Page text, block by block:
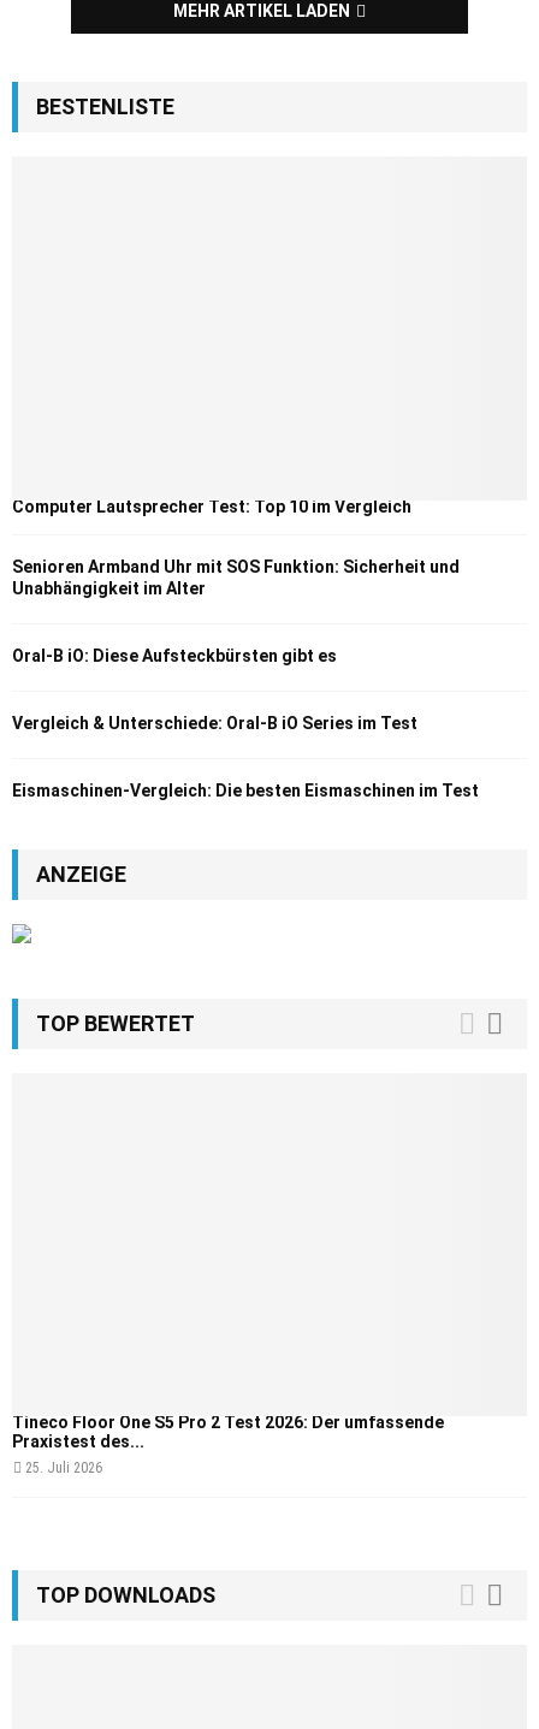
MEHR ARTIKEL LADEN
BESTENLISTE
Computer Lautsprecher Test: Top 10 im Vergleich
Senioren Armband Uhr mit SOS Funktion: Sicherheit und
Unabhängigkeit im Alter
Oral-B iO: Diese Aufsteckbürsten gibt es
Vergleich & Unterschiede: Oral-B iO Series im Test
Eismaschinen-Vergleich: Die besten Eismaschinen im Test
ANZEIGE
TOP BEWERTET
Tineco Floor One S5 Pro 2 Test 2026: Der umfassende
Praxistest des...
25. Juli 2026
TOP DOWNLOADS